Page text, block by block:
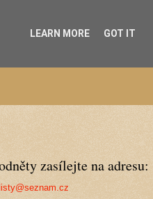
zasílejte na adresu:
LEARN MORE GOT IT